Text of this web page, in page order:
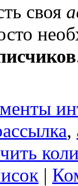
своя
,
|